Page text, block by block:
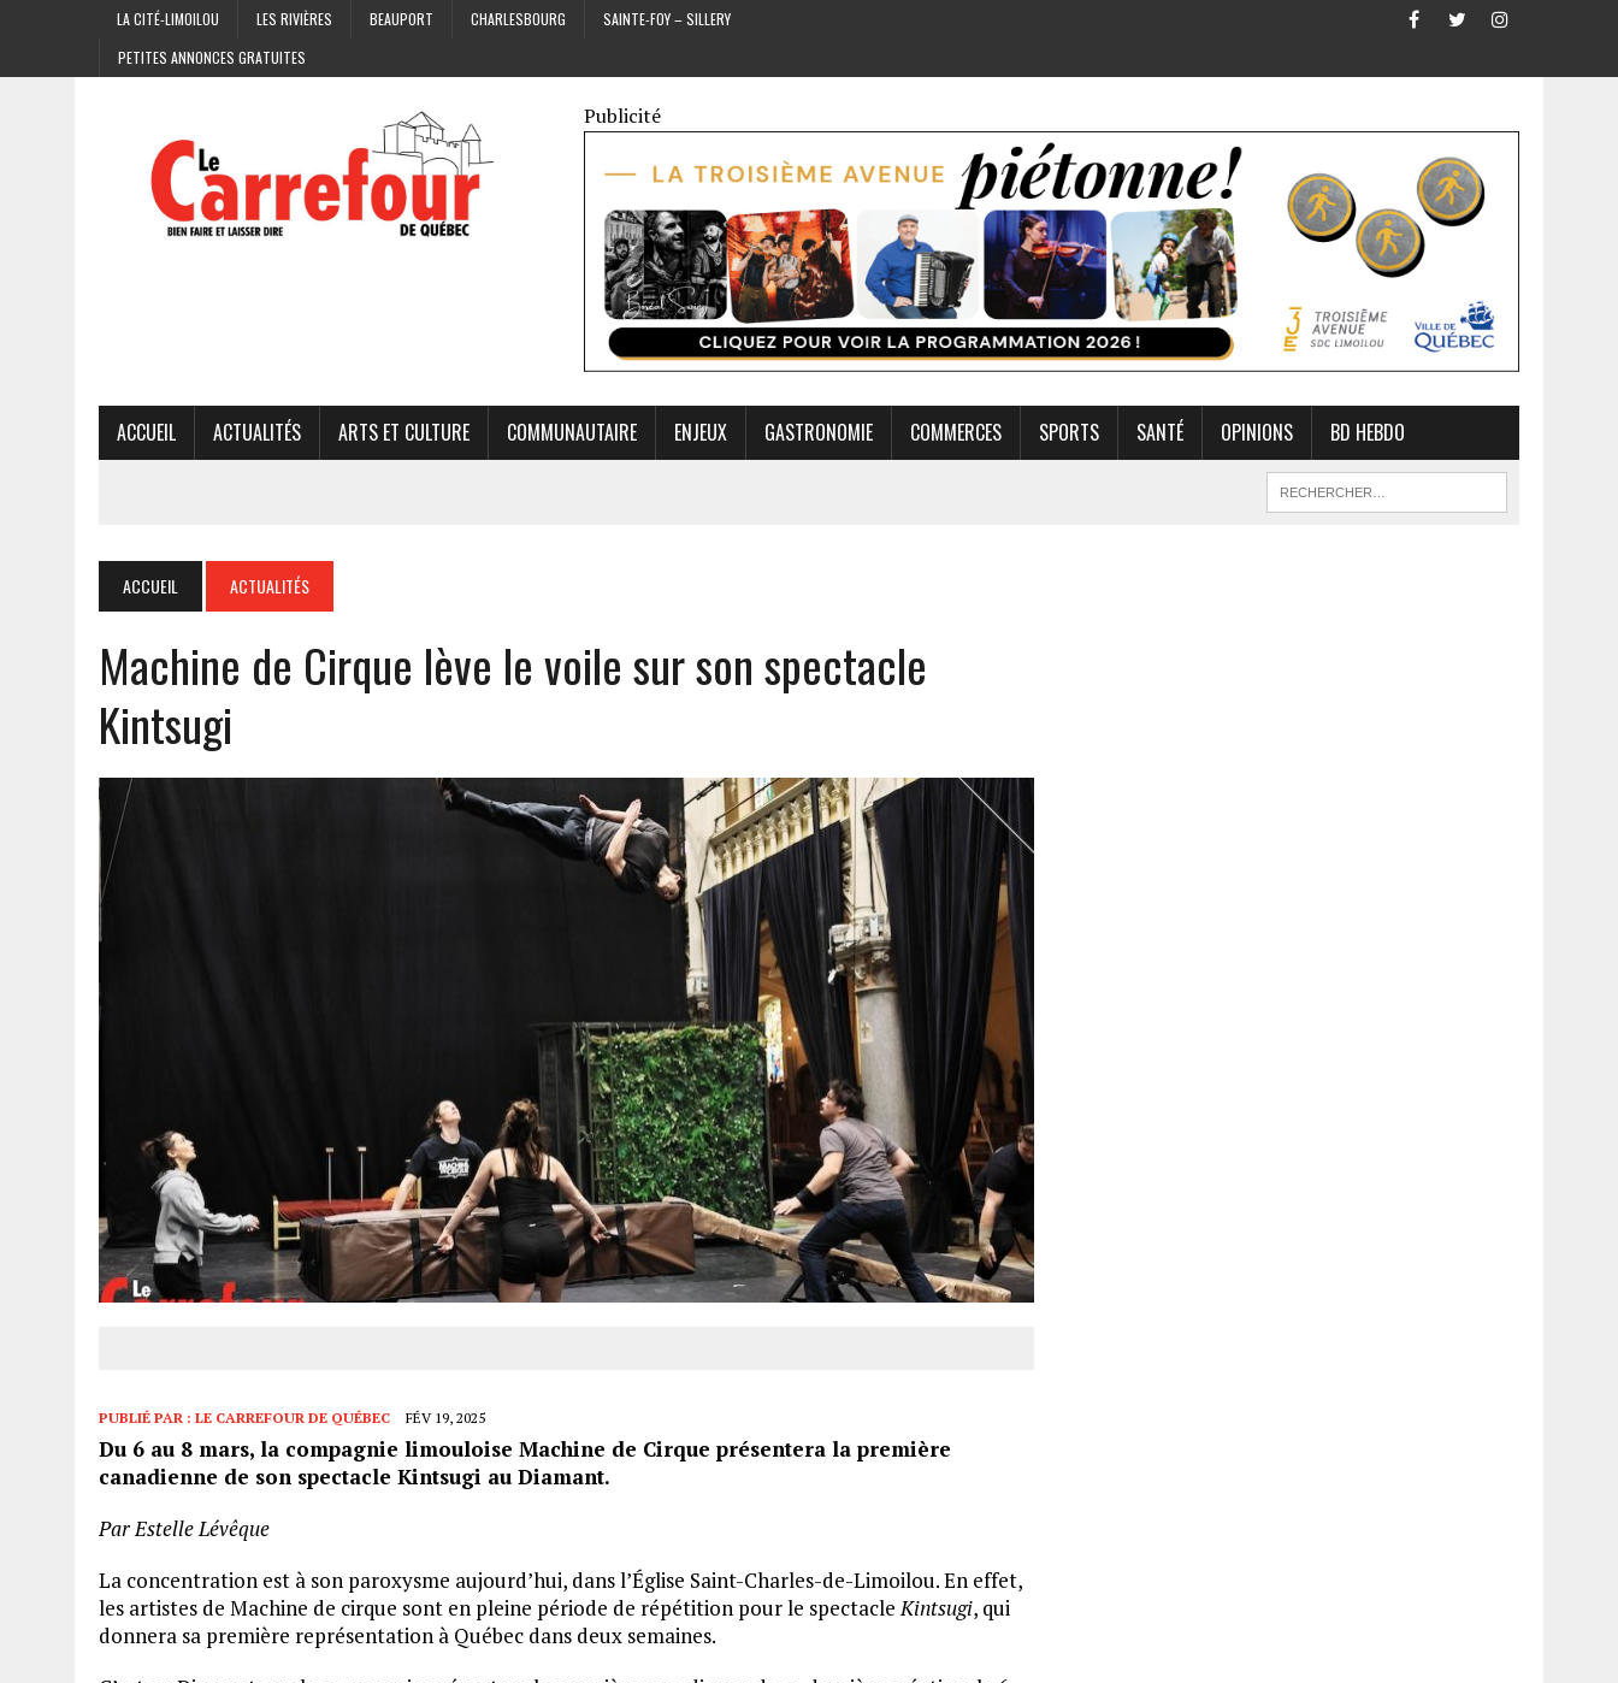
LA CITÉ-LIMOILOU LES RIVIÈRES BEAUPORT CHARLESBOURG
SAINTE-FOY – SILLERY
PETITES ANNONCES GRATUITES
Publicité
ACCUEIL ACTUALITÉS ARTS ET CULTURE COMMUNAUTAIRE ENJEUX GASTRONOMIE COMMERCES SPORTS SANTÉ OPINIONS BD HEBDO
ACCUEIL ACTUALITÉS
Machine de Cirque lève le voile sur son spectacle
Kintsugi
PUBLIÉ PAR : LE CARREFOUR DE QUÉBEC FÉV 19, 2025
Du 6 au 8 mars, la compagnie limouloise Machine de Cirque présentera la première
canadienne de son spectacle Kintsugi au Diamant.
Par Estelle Lévêque
La concentration est à son paroxysme aujourd’hui, dans l’Église Saint-Charles-de-Limoilou. En effet,
les artistes de Machine de cirque sont en pleine période de répétition pour le spectacleKintsugi, qui
donnera sa première représentation à Québec dans deux semaines.